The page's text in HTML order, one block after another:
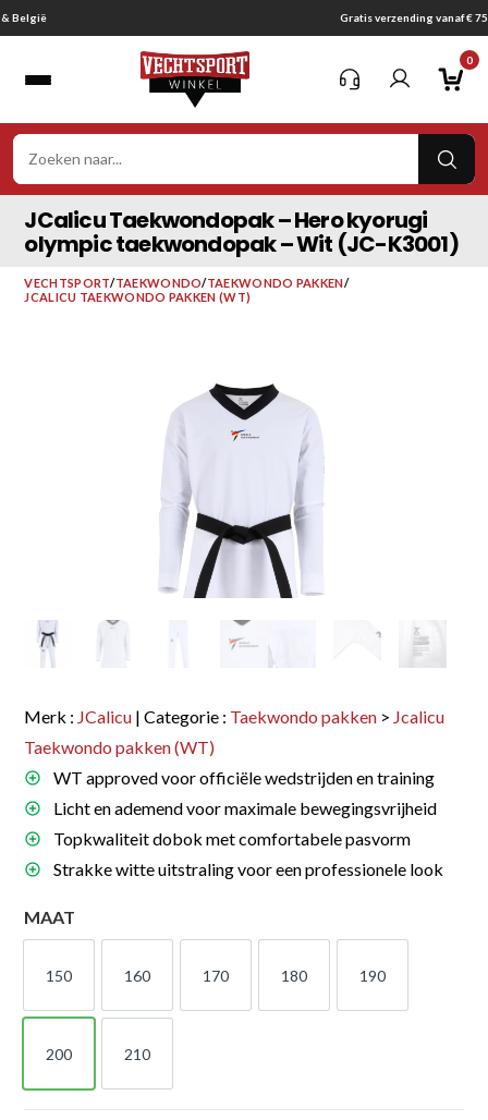
Ga
naar
0
JCalicu Taekwondopak – Hero kyorugi
olympic taekwondopak – Wit (JC-K3001)
VECHTSPORT/TAEKWONDO/TAEKWONDO PAKKEN/
JCALICU TAEKWONDO PAKKEN (WT)
Merk : JCalicu | Categorie : Taekwondo pakken > Jcalicu
Taekwondo pakken (WT)
WT approved voor officiële wedstrijden en training
Licht en ademend voor maximale bewegingsvrijheid
Topkwaliteit dobok met comfortabele pasvorm
Strakke witte uitstraling voor een professionele look
MAAT
150
150
160
160
170
170
180
180
190
190
200
200
210
210